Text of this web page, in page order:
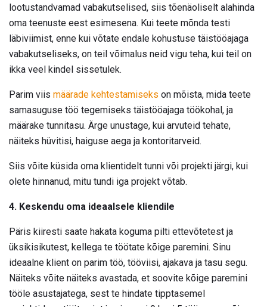
lootustandvamad vabakutselised, siis tõenäoliselt alahinda
oma teenuste eest esimesena. Kui teete mõnda testi
läbiviimist, enne kui võtate endale kohustuse täistööajaga
vabakutseliseks, on teil võimalus neid vigu teha, kui teil on
ikka veel kindel sissetulek.
Parim viis määrade kehtestamiseks on mõista, mida teete
samasuguse töö tegemiseks täistööajaga töökohal, ja
määrake tunnitasu. Ärge unustage, kui arvuteid tehate,
näiteks hüvitisi, haiguse aega ja kontoritarveid.
Siis võite küsida oma klientidelt tunni või projekti järgi, kui
olete hinnanud, mitu tundi iga projekt võtab.
4. Keskendu oma ideaalsele kliendile
Päris kiiresti saate hakata koguma pilti ettevõtetest ja
üksikisikutest, kellega te töötate kõige paremini. Sinu
ideaalne klient on parim töö, tööviisi, ajakava ja tasu segu.
Näiteks võite näiteks avastada, et soovite kõige paremini
tööle asustajatega, sest te hindate tipptasemel